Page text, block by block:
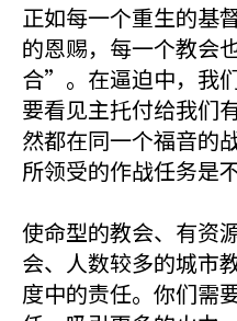
正如每一个重生的基
的恩赐，每一个教会
合”。在逼迫中，我
要看见主托付给我们
然都在同一个福音的
所领受的作战任务是
使命型的教会、有资
会、人数较多的城市
度中的责任。你们需